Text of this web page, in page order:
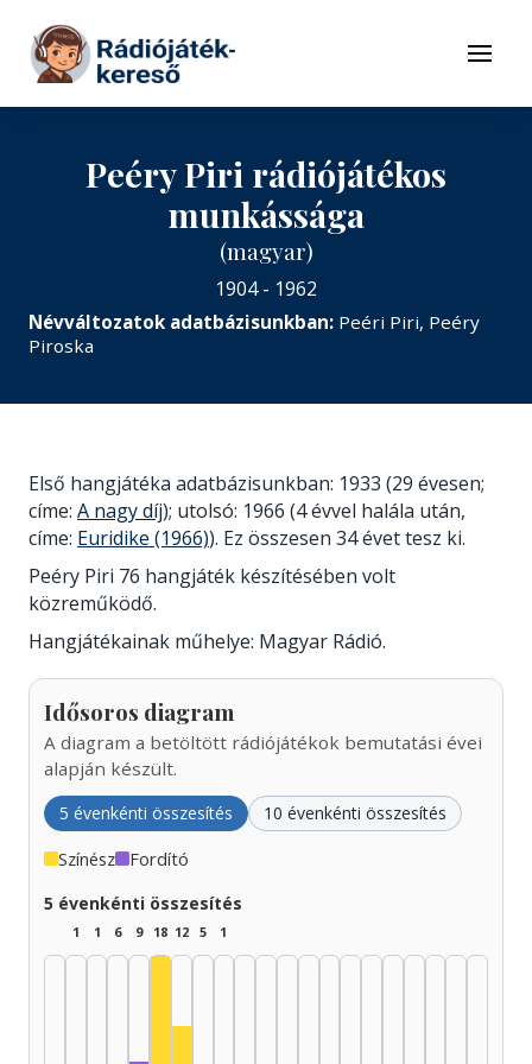
Tovább a tartalomhoz
Menü
Peéry Piri rádiójátékos
munkássága
(magyar)
1904 - 1962
Névváltozatok adatbázisunkban: Peéri Piri, Peéry
Piroska
Első hangjátéka adatbázisunkban: 1933 (29 évesen;
címe: A nagy díj); utolsó: 1966 (4 évvel halála után,
címe: Euridike (1966)). Ez összesen 34 évet tesz ki.
Peéry Piri 76 hangjáték készítésében volt
közreműködő.
Hangjátékainak műhelye: Magyar Rádió.
Idősoros diagram
A diagram a betöltött rádiójátékok bemutatási évei
alapján készült.
5 évenkénti összesítés 10 évenkénti összesítés
Színész Fordító
5 évenkénti összesítés
1 1 6 9 18 12 5 1